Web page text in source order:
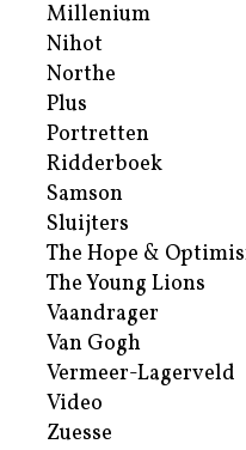
Millenium
Nihot
Northe
Plus
Portretten
Ridderboek
Samson
Sluijters
The Hope &
The Young Lions
Vaandrager
Van Gogh
Vermeer-Lagerveld
Video
Zuesse